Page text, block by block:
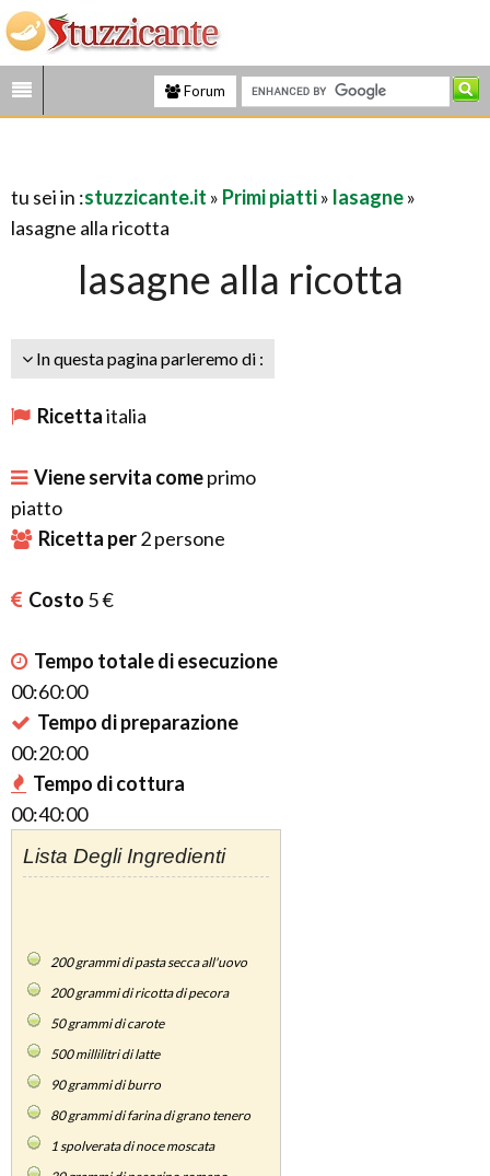
Forum
tu sei in :stuzzicante.it » Primi piatti» lasagne»
lasagne alla ricotta
lasagne alla ricotta
In questa pagina parleremo di :
Ricettaitalia
Viene servita comeprimo
piatto
Ricetta per2persone
Costo 5 €
Tempo totale di esecuzione
00:60:00
Tempo di preparazione
00:20:00
Tempo di cottura
00:40:00
Lista Degli Ingredienti
200grammi di pasta secca all'uovo
200grammi di ricotta di pecora
50grammi di carote
500millilitri di latte
90grammi di burro
80grammi di farina di grano tenero
1spolverata di noce moscata